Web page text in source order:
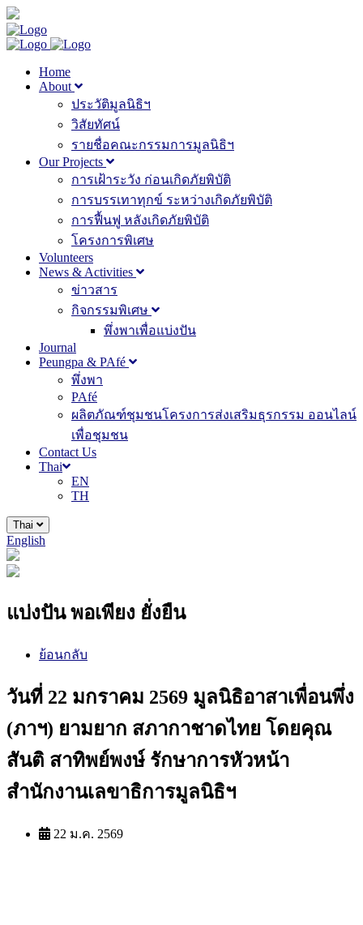
Home
About
ประวัติมูลนิธิฯ
วิสัยทัศน์
รายชื่อคณะกรรมการมูลนิธิฯ
Our Projects
การเฝ้าระวัง ก่อนเกิดภัยพิบัติ
การบรรเทาทุกข์ ระหว่างเกิดภัยพิบัติ
การฟื้นฟู หลังเกิดภัยพิบัติ
โครงการพิเศษ
Volunteers
News & Activities
ข่าวสาร
กิจกรรมพิเศษ
พึ่งพาเพื่อแบ่งปัน
Journal
Peungpa & PAfé
พึ่งพา
PAfé
ผลิตภัณฑ์ชุมชนโครงการส่งเสริมธุรกรรม ออนไลน์
เพื่อชุมชน
Contact Us
Thai
EN
TH
Thai
English
แบ่งปัน พอเพียง ยั่งยืน
ย้อนกลับ
วันที่ 22 มกราคม 2569 มูลนิธิอาสาเพื่อนพึ่ง
(ภาฯ) ยามยาก สภากาชาดไทย โดยคุณ
สันติ สาทิพย์พงษ์ รักษาการหัวหน้า
สำนักงานเลขาธิการมูลนิธิฯ
22 ม.ค. 2569